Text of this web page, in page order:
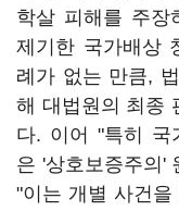
학살 피해를 주장
제기한 국가배상
례가 없는 만큼,
해 대법원의 최종
다. 이어 "특히 국
은 '상호보증주의'
"이는 개별 사건